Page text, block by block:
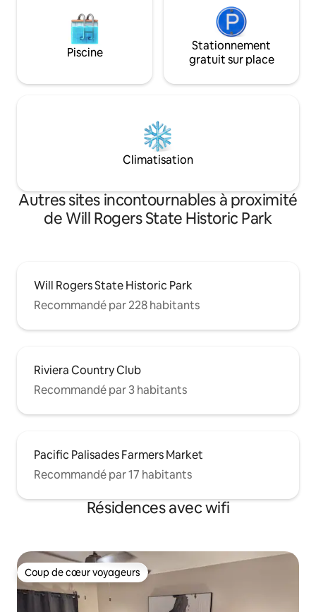
Piscine
Stationnement
gratuit sur place
Climatisation
Autres sites incontournables à proximité
de Will Rogers State Historic Park
Will Rogers State Historic Park
Recommandé par 228 habitants
Riviera Country Club
Recommandé par 3 habitants
Pacific Palisades Farmers Market
Recommandé par 17 habitants
Résidences avec wifi
Coup de cœur voyageurs
Coup de cœur voyageurs